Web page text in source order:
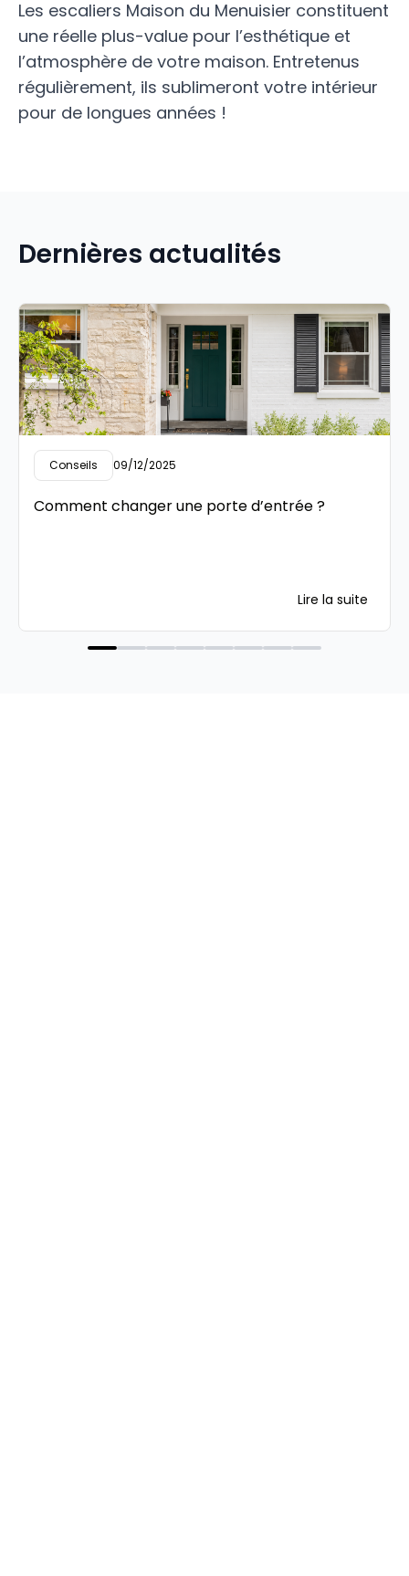
Les escaliers Maison du Menuisier constituent
une réelle plus-value pour l’esthétique et
l’atmosphère de votre maison. Entretenus
régulièrement, ils sublimeront votre intérieur
pour de longues années !
Dernières actualités
Conseils 09/12/2025
Comment changer une porte d’entrée ?
Lire la suite